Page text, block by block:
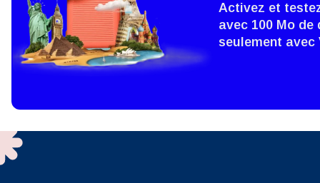
How
To
of
Activez et
avec 100 Mo
seulement avec